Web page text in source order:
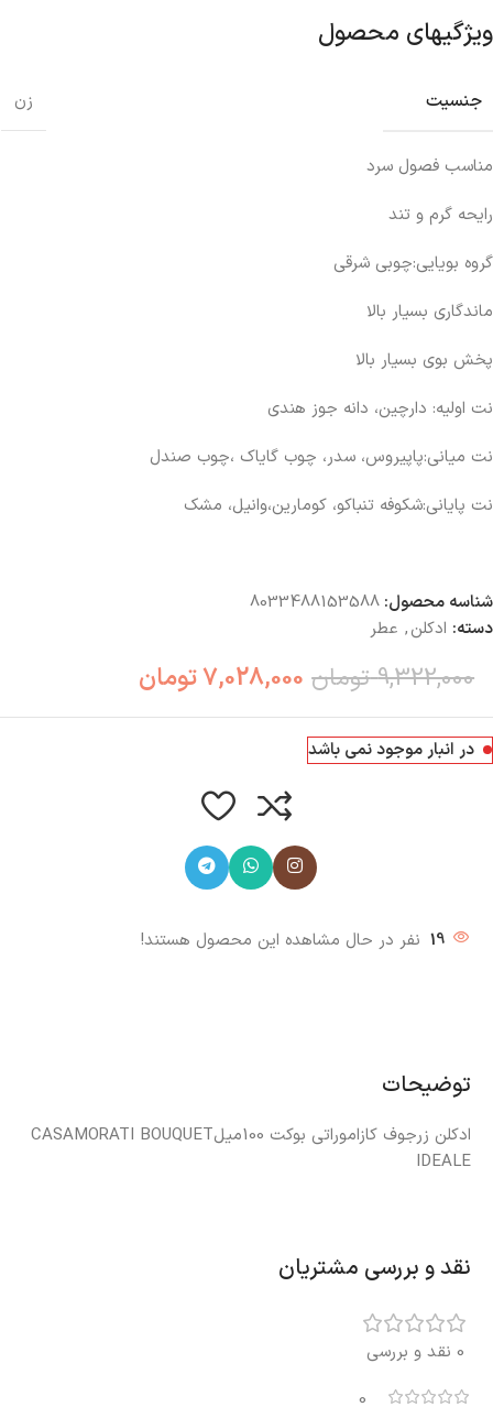
ویژگیهای محصول
جنسیت زن
مناسب فصول سرد
رایحه گرم و تند
گروه بویایی:چوبی شرقی
ماندگاری بسیار بالا
پخش بوی بسیار بالا
نت اولیه: دارچين، دانه جوز هندي
نت میانی:پاپيروس، سدر، چوب گاياک ،چوب صندل
نت پایانی:شکوفه تنباکو، کومارين،وانيل، مشک
شناسه محصول: 8033488153588
دسته: ادکلن, عطر
9,322,000 تومان 7,028,000تومان
در انبار موجود نمی باشد
19 نفر در حال مشاهده این محصول هستند!
توضیحات
ادکلن زرجوف کازاموراتی بوکت 100میلCASAMORATI BOUQUET
IDEALE
نقد و بررسی مشتریان
0 نقد و بررسی
0